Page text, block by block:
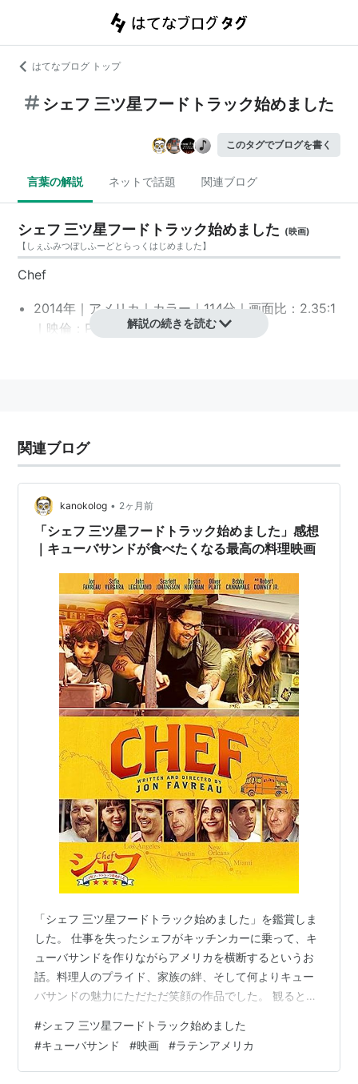
はてなブログ トップ
シェフ 三ツ星フードトラック始めました
このタグでブログを書く
言葉の解説 ネットで話題 関連ブログ
シェフ 三ツ星フードトラック始めました (映画)
【 しぇふみつぼしふーどとらっくはじめました】
Chef
2014年｜アメリカ｜カラー｜114分｜画面比：2.35:1
｜映倫：PG12
*1｜MPAA: R*2
製作総指揮：
フ、ポール・ブレット、ジェームズ・D・ブルベイカ
ー、クレイグ・チャップマン、フィリップ・エルウ
ェイ 、グレブ・フェスティソフ
クマン、 ピーター・フラックマン、ジェリー・ハウ
スファター、マーク・C・マニュエル、テッド・オニ
ディラン・ラッセル、アン・シーハン、ティム・ス
ミス、スコット・スタインドルフ、ボリス・テテレ
、オレグ・テテリン、アルテム・ヤマノフ
撮影：クレイマー・モーゲンソー
編集：ロバート・レイトン
キャスト
ジョン・ファヴロー
ジョン・レグイザモ
ボビー・カナヴェイル
エムジェイ・アンソニー
スカーレット・ヨハンソン
ダスティン・ホフマン
ソフィア・ベルガラ
エイミー・セダリス
ロバート・ダウニー・Jr
概要
ロサンゼルスにある一流レストランの<総料理長>
解説の続きを読む
関連ブログ
kanokolog • 2ヶ月前
「シェフ 三ツ星フードトラック始めました」感想
｜キューバサンドが食べたくなる最高の料理映画
「シェフ 三ツ星フードトラック始めました」を鑑賞しま
した。 仕事を失ったシェフがキッチンカーに乗って、キ
ューバサンドを作りながらアメリカを横断するというお
話。料理人のプライド、家族の絆、そして何よりキュー
バサンドの魅力にただただ笑顔の作品でした。 観ると元
なりました。
#シェフ 三ツ星フードトラック始めました
#キューバサンド #映画 #ラテンアメリカ